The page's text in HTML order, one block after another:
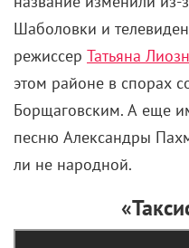
Шаболовки и
режиссер Татьяна
этом районе в спорах
Борщаговским. А еще
песню Александры
ли не народной.